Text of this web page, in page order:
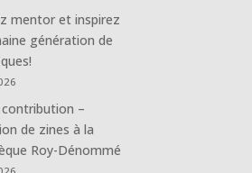
mentor et inspirez
génération de
contribution –
de zines à la
Roy-Dénommé